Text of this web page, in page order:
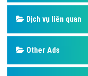
Dịch vụ liên quan
Other Ads